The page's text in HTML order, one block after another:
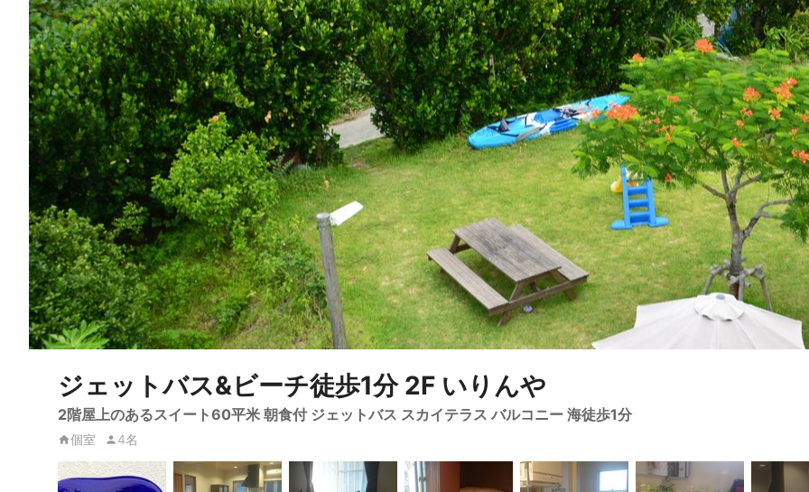
ジェットバス&ビーチ徒歩1分 2F いりんや
2階屋上のあるスイート60平米 朝食付 ジェットバス スカイテラス バルコニー 海徒歩1分
個室 4名